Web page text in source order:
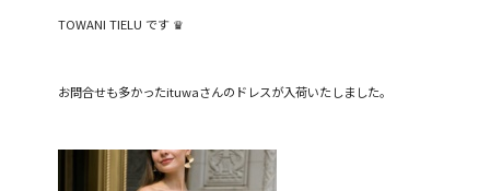
TOWANI TIELU です ♛︎
お問合せも多かったituwaさんのドレスが入荷いたしました。